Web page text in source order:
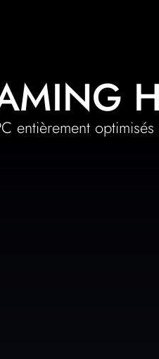
entièrement